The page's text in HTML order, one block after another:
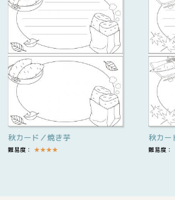
秋カード／焼き芋
難易度： ★★★★
秋カー
難易度：